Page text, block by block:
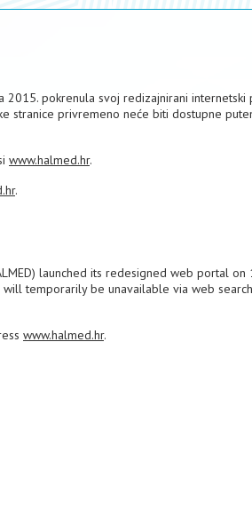
pokrenula svoj redizajnirani internetski
stranice privremeno neće biti dostupne
www.halmed.hr.
.
launched its redesigned web portal
temporarily be unavailable via web
www.halmed.hr.